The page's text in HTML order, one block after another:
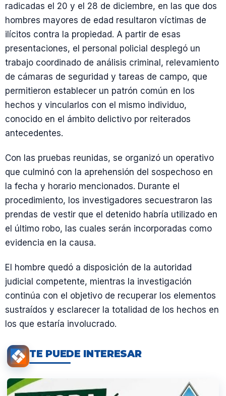
radicadas el 20 y el 28 de diciembre, en las que dos
hombres mayores de edad resultaron víctimas de
ilícitos contra la propiedad. A partir de esas
presentaciones, el personal policial desplegó un
trabajo coordinado de análisis criminal, relevamiento
de cámaras de seguridad y tareas de campo, que
permitieron establecer un patrón común en los
hechos y vincularlos con el mismo individuo,
conocido en el ámbito delictivo por reiterados
antecedentes.
Con las pruebas reunidas, se organizó un operativo
que culminó con la aprehensión del sospechoso en
la fecha y horario mencionados. Durante el
procedimiento, los investigadores secuestraron las
prendas de vestir que el detenido habría utilizado en
el último robo, las cuales serán incorporadas como
evidencia en la causa.
El hombre quedó a disposición de la autoridad
judicial competente, mientras la investigación
continúa con el objetivo de recuperar los elementos
sustraídos y esclarecer la totalidad de los hechos en
los que estaría involucrado.
TE PUEDE INTERESAR